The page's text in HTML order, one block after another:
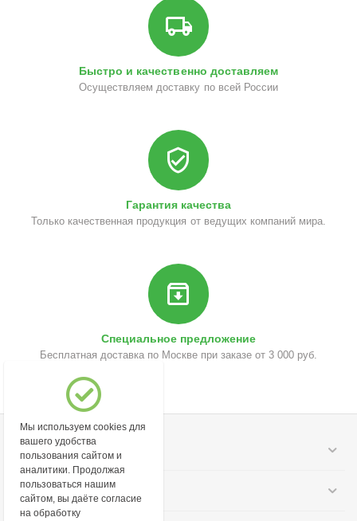
Быстро и качественно доставляем
Осуществляем доставку по всей России
Гарантия качества
Только качественная продукция от ведущих компаний мира.
Специальное предложение
Бесплатная доставка по Москве при заказе от 3 000 руб.
Моя учетная запись
Информация
Мы используем cookies для
вашего удобства
пользования сайтом и
аналитики. Продолжая
пользоваться нашим
сайтом, вы даёте согласие
на обработку